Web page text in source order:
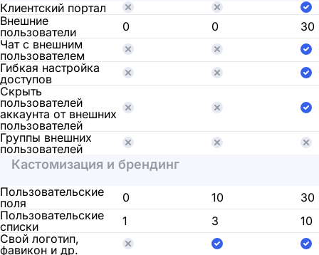
Клиентский портал
Внешние
пользователи
0 0
30
Чат с внешним
пользователем
Гибкая настройка
доступов
Скрыть
пользователей
аккаунта от внешних
пользователей
Группы внешних
пользователей
Кастомизация и брендинг
Пользовательские
поля
0 10
30
Пользовательские
списки
1 3
10
Свой логотип,
фавикон и др.